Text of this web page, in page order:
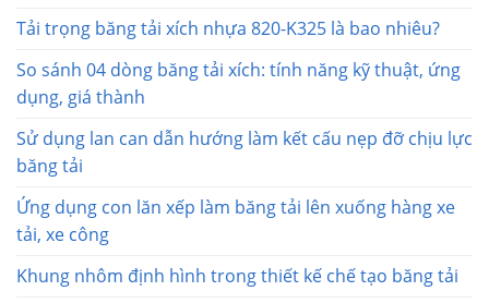
Tải trọng băng tải xích nhựa 820-K325 là bao nhiêu?
So sánh 04 dòng băng tải xích: tính năng kỹ thuật, ứng
dụng, giá thành
Sử dụng lan can dẫn hướng làm kết cấu nẹp đỡ chịu lực
băng tải
Ứng dụng con lăn xếp làm băng tải lên xuống hàng xe
tải, xe công
Khung nhôm định hình trong thiết kế chế tạo băng tải